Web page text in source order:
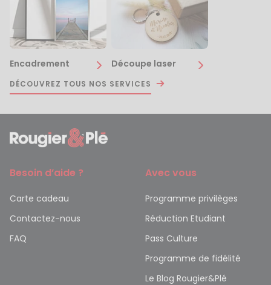
Encadrement Découpe laser
DÉCOUVREZ TOUS NOS SERVICES
Besoin d’aide ?
Carte cadeau
Contactez-nous
FAQ
Avec vous
Programme privilèges
Réduction Etudiant
Pass Culture
Programme de fidélité
Le Blog Rougier&Plé